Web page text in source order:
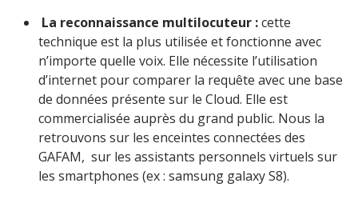
La reconnaissance multilocuteur :cette
technique est la plus utilisée et fonctionne avec
n’importe quelle voix. Elle nécessite l’utilisation
d’internet pour comparer la requête avec une base
de données présente sur le Cloud. Elle est
commercialisée auprès du grand public. Nous la
retrouvons sur les enceintes connectées des
GAFAM, sur les assistants personnels virtuels sur
les smartphones (ex : samsung galaxy S8).